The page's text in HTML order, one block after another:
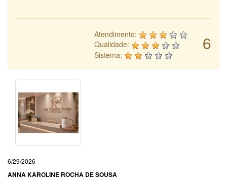
6
Atendimento:
Qualidade:
Sistema:
6/29/2026
ANNA KAROLINE ROCHA DE SOUSA